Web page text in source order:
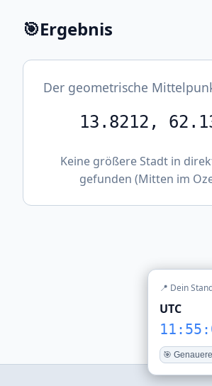
🎯Ergebnis
Der geometrische
13.8212,
Keine größere Stadt in
gefunden (Mitten im
📍 Dein
UTC
🎯